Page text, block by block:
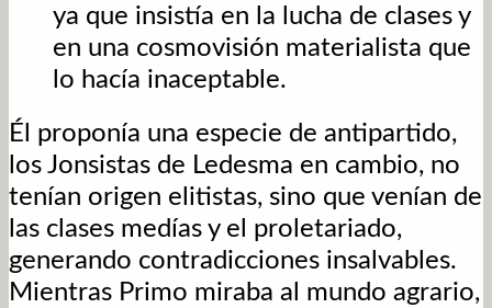
ya que insistía en la lucha de clases y
en una cosmovisión materialista que
lo hacía inaceptable.
Él proponía una especie de antipartido,
los Jonsistas de Ledesma en cambio, no
tenían origen elitistas, sino que venían de
las clases medías y el proletariado,
generando contradicciones insalvables.
Mientras Primo miraba al mundo agrario,